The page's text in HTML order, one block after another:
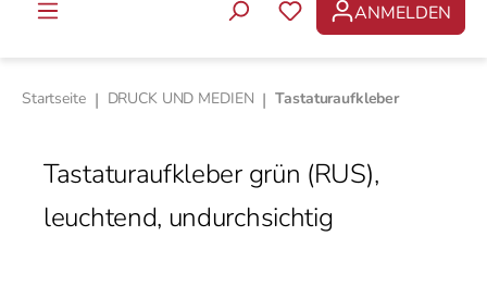
DU HAST 0
ANMELDEN
Startseite | DRUCK UND MEDIEN | Tastaturaufkleber
Tastaturaufkleber grün (RUS),
leuchtend, undurchsichtig